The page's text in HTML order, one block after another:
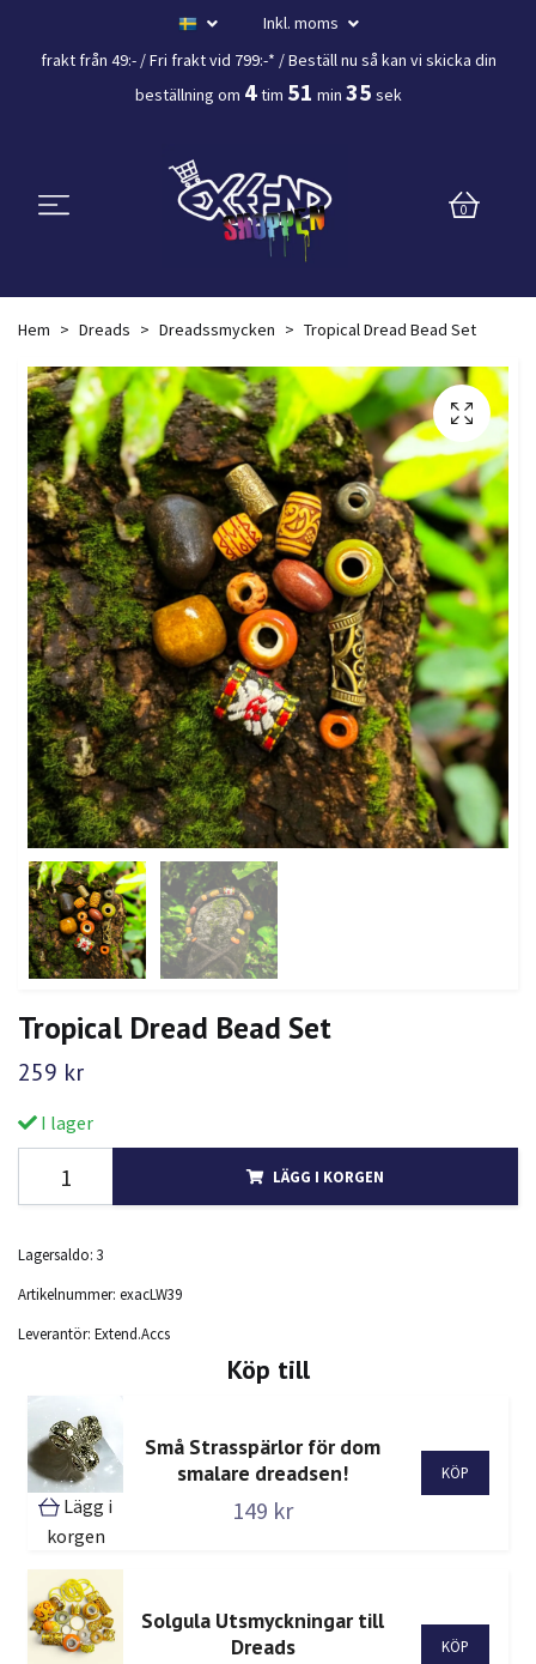
Inkl. moms
frakt från 49:- /Fri frakt vid 799:-* / Beställ nu så kan vi skicka din
beställning om 4tim 51 min 35 sek
0
Hem Dreads Dreadssmycken Tropical Dread Bead Set
Tropical Dread Bead Set
259 kr
I lager
LÄGG I KORGEN
Lagersaldo: 3
Artikelnummer: exacLW39
Leverantör: Extend.Accs
Köp till
Lägg i
korgen
Små Strasspärlor för dom
smalare dreadsen!
149 kr
Solgula Utsmyckningar till
Dreads